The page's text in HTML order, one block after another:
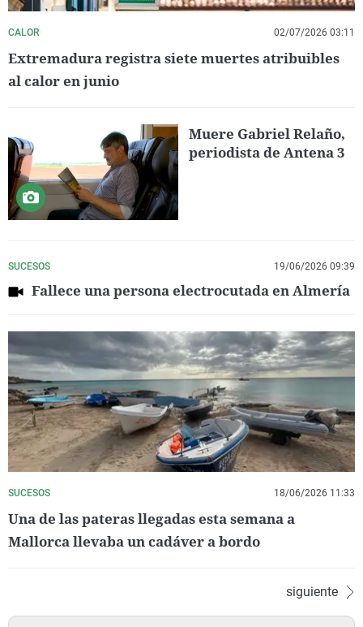
CALOR 02/07/2026 03:11
Extremadura registra siete muertes atribuibles
al calor en junio
Muere Gabriel Relaño,
periodista de Antena 3
SUCESOS 19/06/2026 09:39
Fallece una persona electrocutada en Almería
SUCESOS 18/06/2026 11:33
Una de las pateras llegadas esta semana a
Mallorca llevaba un cadáver a bordo
siguiente